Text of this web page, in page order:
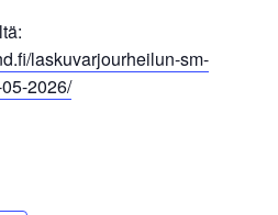
laskuvarjourheilun-sm-
2026/